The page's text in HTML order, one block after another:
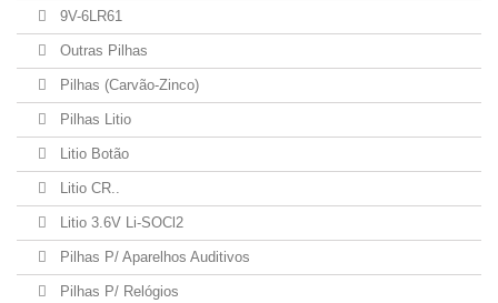
9V-6LR61
Outras Pilhas
Pilhas (Carvão-Zinco)
Pilhas Litio
Litio Botão
Litio CR..
Litio 3.6V Li-SOCl2
Pilhas P/ Aparelhos Auditivos
Pilhas P/ Relógios